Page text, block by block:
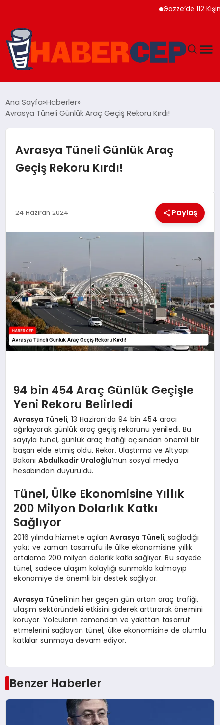
Gazze’de 112 Kişinin
GÜNDEM
TEKNOLOJI
EĞITIM
Ana Sayfa Haberler
Avrasya Tüneli Günlük Araç Geçiş Rekoru Kırdı!
Avrasya Tüneli Günlük Araç
Geçiş Rekoru Kırdı!
24 Haziran 2024 Paylaş
94 bin 454 Araç Günlük Geçişle
Yeni Rekoru Belirledi
Avrasya Tüneli, 13 Haziran’da 94 bin 454 aracı
ağırlayarak günlük araç geçiş rekorunu yeniledi. Bu
sayıyla tünel, günlük araç trafiği açısından önemli bir
başarı elde etmiş oldu. Rekor, Ulaştırma ve Altyapı
BakanıAbdulkadir Uraloğlu‘nun sosyal medya
hesabından duyuruldu.
Tünel, Ülke Ekonomisine Yıllık
200 Milyon Dolarlık Katkı
Sağlıyor
2016 yılında hizmete açılanAvrasya Tüneli, sağladığı
yakıt ve zaman tasarrufu ile ülke ekonomisine yıllık
ortalama 200 milyon dolarlık katkı sağlıyor. Bu sayede
tünel, sadece ulaşım kolaylığı sunmakla kalmayıp
ekonomiye de önemli bir destek sağlıyor.
Avrasya Tüneli‘nin her geçen gün artan araç trafiği,
ulaşım sektöründeki etkisini giderek arttırarak önemini
koruyor. Yolcuların zamandan ve yakıttan tasarruf
etmelerini sağlayan tünel, ülke ekonomisine de olumlu
katkılar sunmaya devam ediyor.
Benzer Haberler